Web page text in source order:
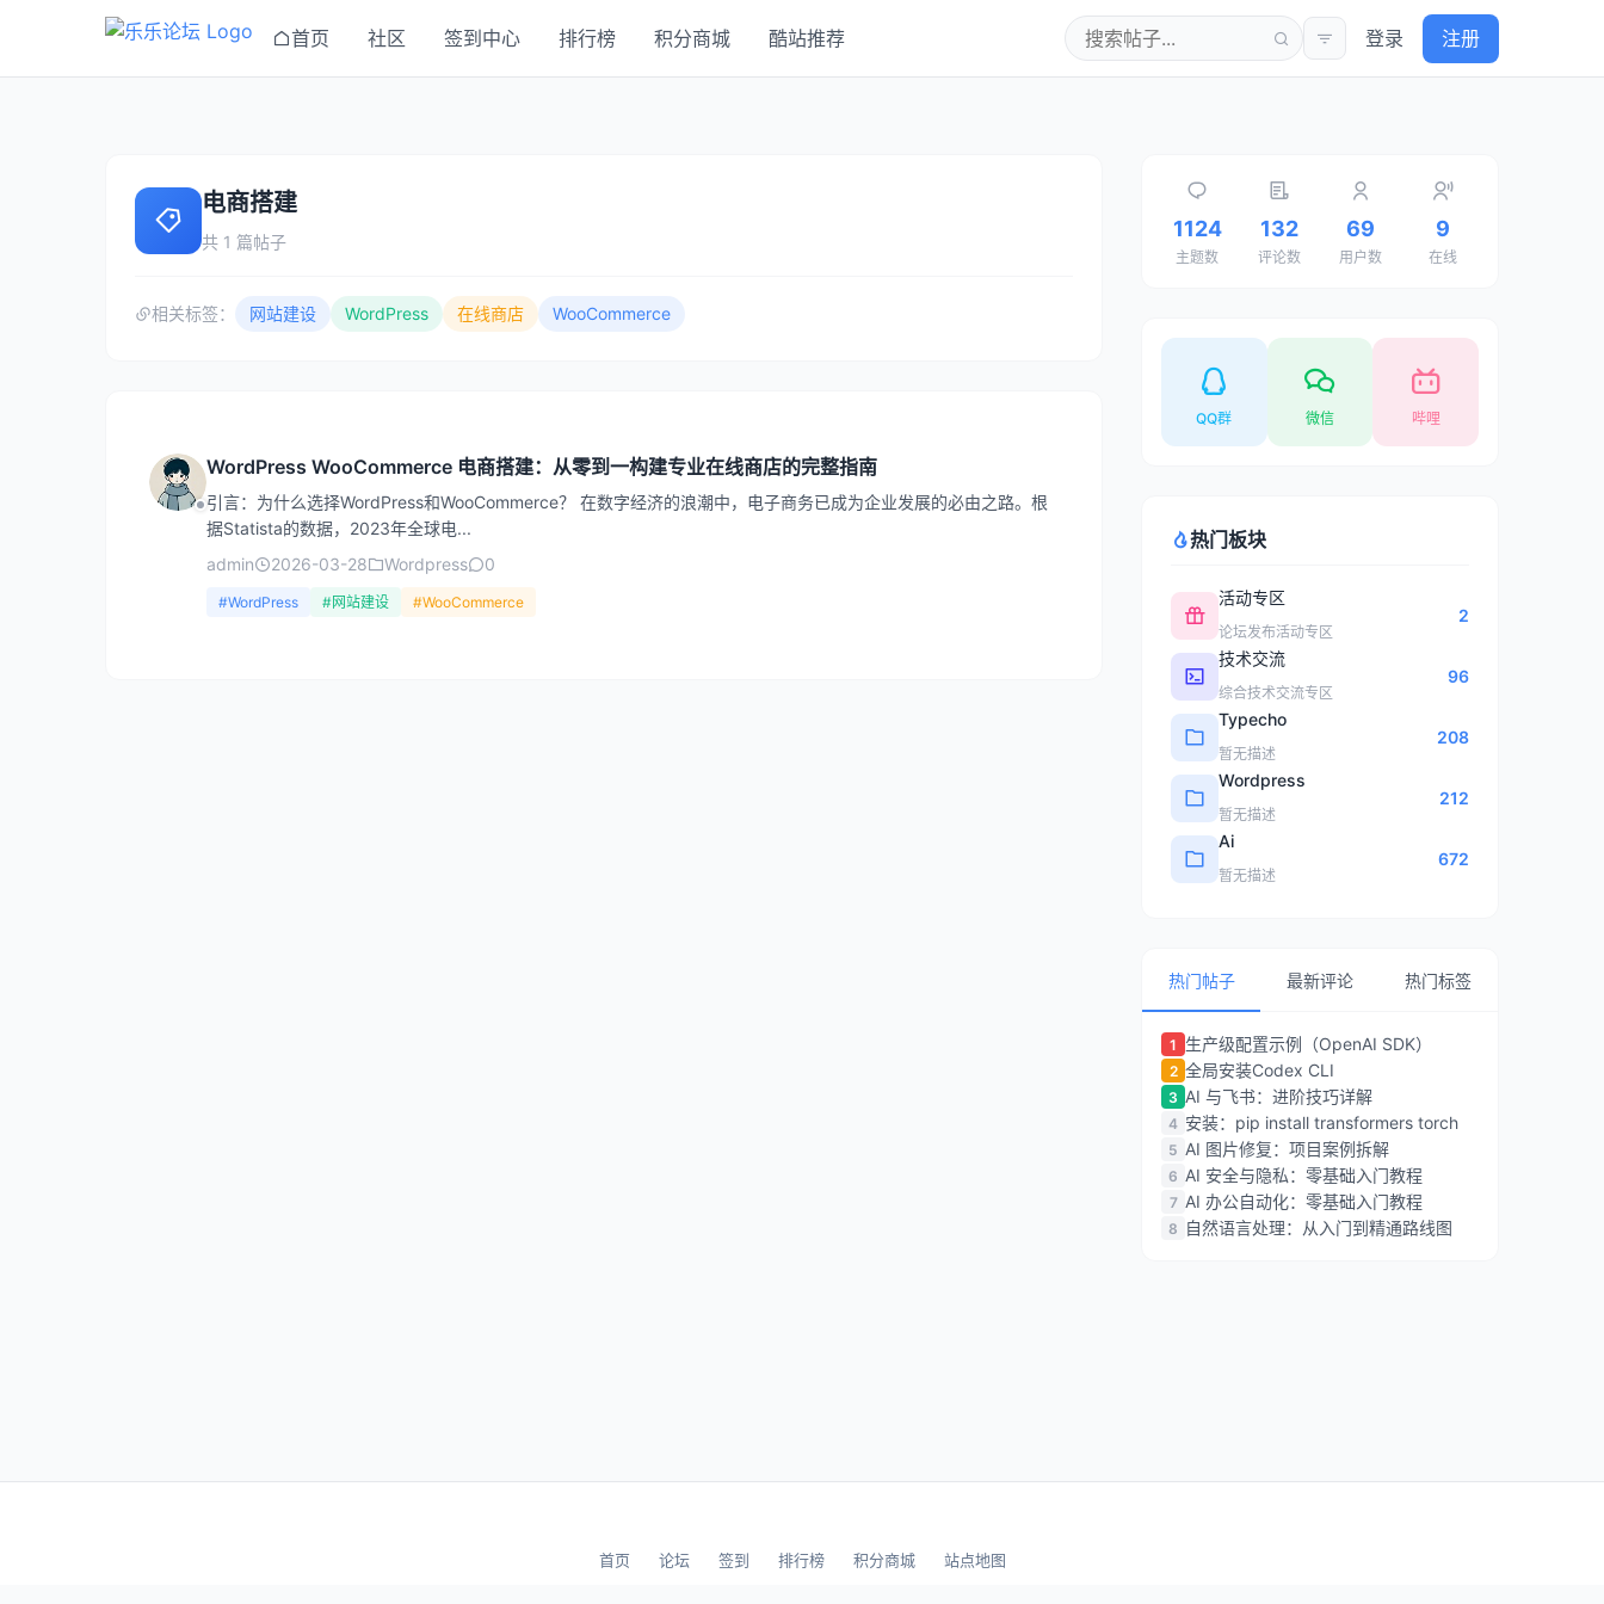
首页 社区 签到中心 排行榜 积分商城 酷站推荐 登录 注册
电商搭建
共 1 篇帖子
相关标签： 网站建设 WordPress 在线商店 WooCommerce
WordPress WooCommerce 电商搭建：从零到一构建专业在线商店的完整指南
引言：为什么选择WordPress和WooCommerce？ 在数字经济的浪潮中，电子商务已成为企业发展的必由之路。根
据Statista的数据，2023年全球电...
admin
2026-03-28 Wordpress 0
#WordPress #网站建设 #WooCommerce
1124
主题数
132
评论数
69
用户数
9
在线
QQ群 微信 哔哩
热门板块
活动专区
论坛发布活动专区
2
技术交流
综合技术交流专区
96
Typecho
暂无描述
208
Wordpress
暂无描述
212
Ai
暂无描述
672
热门帖子 最新评论 热门标签
1 生产级配置示例（OpenAI SDK）
2 全局安装Codex CLI
3 AI 与飞书：进阶技巧详解
4 安装：pip install transformers torch
5 AI 图片修复：项目案例拆解
6 AI 安全与隐私：零基础入门教程
7 AI 办公自动化：零基础入门教程
8 自然语言处理：从入门到精通路线图
首页 论坛 签到 排行榜 积分商城 站点地图